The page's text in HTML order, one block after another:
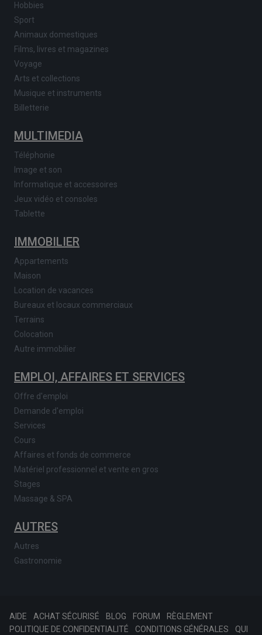
Hobbies
Sport
Animaux domestiques
Films, livres et magazines
Voyage
Arts et collections
Musique et instruments
Billetterie
MULTIMEDIA
Téléphonie
Image et son
Informatique et accessoires
Jeux vidéo et consoles
Tablette
IMMOBILIER
Appartements
Maison
Location de vacances
Bureaux et locaux commerciaux
Terrains
Colocation
Autre immobilier
EMPLOI, AFFAIRES ET SERVICES
Offre d'emploi
Demande d'emploi
Services
Cours
Affaires et fonds de commerce
Matériel professionnel et vente en gros
Stages
Massage & SPA
AUTRES
Autres
Gastronomie
AIDE ACHAT SÉCURISÉ BLOG FORUM
RÈGLEMENT
POLITIQUE DE CONFIDENTIALITÉ
CONDITIONS GÉNÉRALES QUI